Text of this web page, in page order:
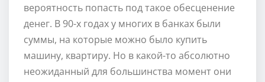
вероятность попасть под такое обесценение
денег. В 90-х годах у многих в банках были
суммы, на которые можно было купить
машину, квартиру. Но в какой-то абсолютно
неожиданный для большинства момент они